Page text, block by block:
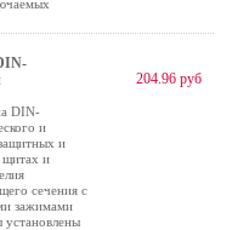
DIN-
и
и
щитах и
сечения с
зажимами
204.96 руб